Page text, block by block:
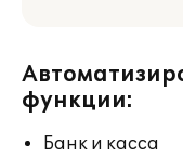
функции:
Банк и касса